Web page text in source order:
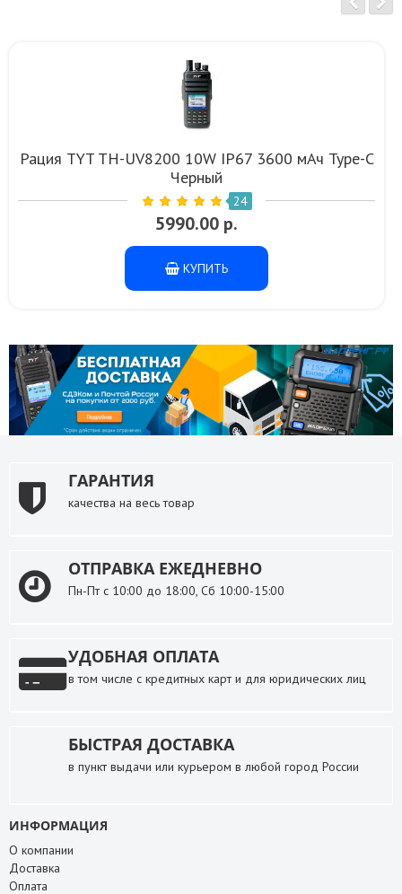
Рация TYT TH-UV8200 10W IP67 3600 мАч Type-C
Черный
24
5990.00 р.
КУПИТЬ
ГАРАНТИЯ
качества на весь товар
ОТПРАВКА ЕЖЕДНЕВНО
Пн-Пт с 10:00 до 18:00, Сб 10:00-15:00
УДОБНАЯ ОПЛАТА
в том числе с кредитных карт и для юридических лиц
БЫСТРАЯ ДОСТАВКА
в пункт выдачи или курьером в любой город России
ИНФОРМАЦИЯ
О компании
Доставка
Оплата